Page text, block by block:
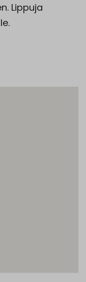
Lippuja